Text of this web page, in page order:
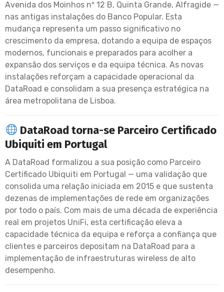
Avenida dos Moinhos nº 12 B, Quinta Grande, Alfragide —
nas antigas instalações do Banco Popular. Esta
mudança representa um passo significativo no
crescimento da empresa, dotando a equipa de espaços
modernos, funcionais e preparados para acolher a
expansão dos serviços e da equipa técnica. As novas
instalações reforçam a capacidade operacional da
DataRoad e consolidam a sua presença estratégica na
área metropolitana de Lisboa.
DataRoad torna-se Parceiro Certificado
Ubiquiti em Portugal
A DataRoad formalizou a sua posição como Parceiro
Certificado Ubiquiti em Portugal — uma validação que
consolida uma relação iniciada em 2015 e que sustenta
dezenas de implementações de rede em organizações
por todo o país. Com mais de uma década de experiência
real em projetos UniFi, esta certificação eleva a
capacidade técnica da equipa e reforça a confiança que
clientes e parceiros depositam na DataRoad para a
implementação de infraestruturas wireless de alto
desempenho.